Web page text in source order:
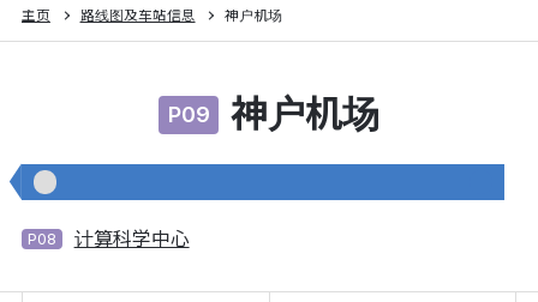
主页 路线图及车站信息 神户机场
P09 神户机场
P08 计算科学中心